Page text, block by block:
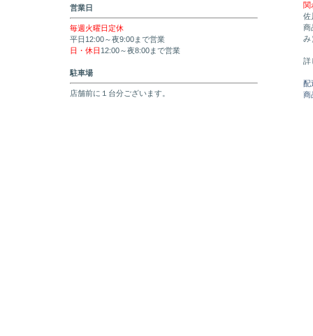
営業日
毎週火曜日定休
平日12:00～夜9:00まで営業
日・休日 12:00～夜8:00まで営業
駐車場
店舗前に１台分ございます。
関
佐
商
み
詳
配
商